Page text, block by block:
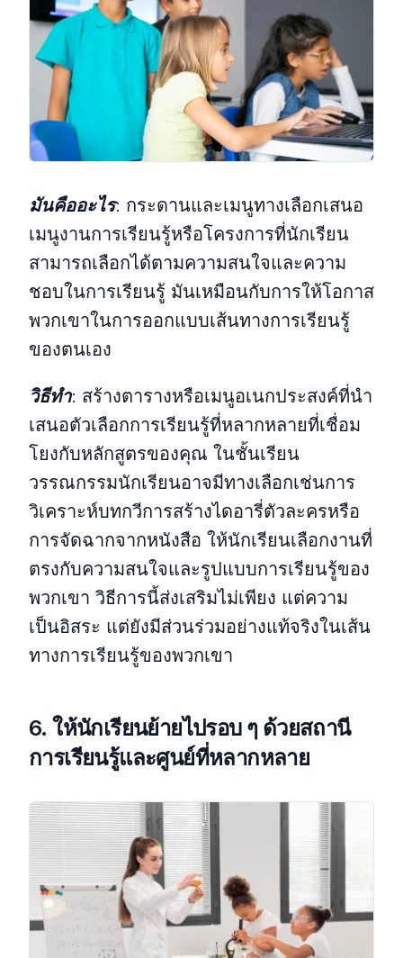
มันคืออะไร: กระดานและเมนูทางเลือกเสนอ
เมนูงานการเรียนรู้หรือโครงการที่นักเรียน
สามารถเลือกได้ตามความสนใจและความ
ชอบในการเรียนรู้ มันเหมือนกับการให้โอกาส
พวกเขาในการออกแบบเส้นทางการเรียนรู้
ของตนเอง
วิธีทํา: สร้างตารางหรือเมนูอเนกประสงค์ที่นํา
เสนอตัวเลือกการเรียนรู้ที่หลากหลายที่เชื่อม
โยงกับหลักสูตรของคุณ ในชั้นเรียน
วรรณกรรมนักเรียนอาจมีทางเลือกเช่นการ
วิเคราะห์บทกวีการสร้างไดอารี่ตัวละครหรือ
การจัดฉากจากหนังสือ ให้นักเรียนเลือกงานที่
ตรงกับความสนใจและรูปแบบการเรียนรู้ของ
พวกเขา วิธีการนี้ส่งเสริมไม่เพียง แต่ความ
เป็นอิสระ แต่ยังมีส่วนร่วมอย่างแท้จริงในเส้น
ทางการเรียนรู้ของพวกเขา
6. ให้นักเรียนย้ายไปรอบ ๆ ด้วยสถานี
การเรียนรู้และศูนย์ที่หลากหลาย